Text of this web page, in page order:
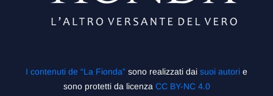
I contenuti de “La Fionda” sono realizzati dai suoi autori e
sono protetti da licenza CC BY-NC 4.0